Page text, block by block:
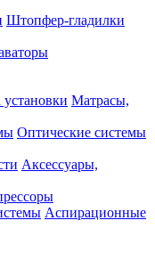
Штопфер-гладилки
Матрасы,
Оптические системы
Аксессуары,
Аспирационные